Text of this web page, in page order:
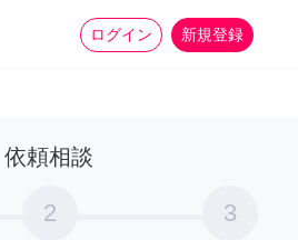
ログイン 新規登録
家事 more_horiz
依頼相談
2 3